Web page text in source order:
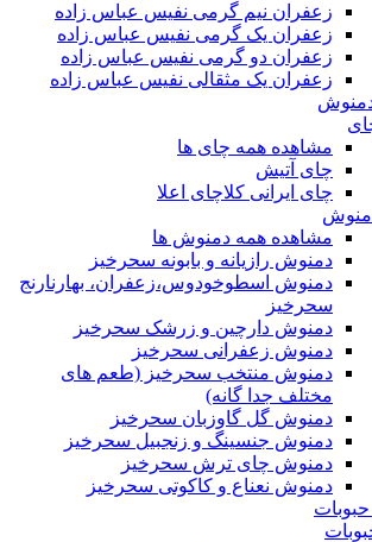
زعفران نیم گرمی نفیس عباس زاده
زعفران یک گرمی نفیس عباس زاده
زعفران دو گرمی نفیس عباس زاده
زعفران یک مثقالی نفیس عباس زاده
مشاهده همه چای ها
چای آتیش
چای ایرانی کلاچای اعلا
مشاهده همه دمنوش ها
دمنوش رازیانه و بابونه سحرخیز
دمنوش اسطوخودوس،زعفران، بهارنارنج
سحرخیز
دمنوش دارچین و زرشک سحرخیز
دمنوش زعفرانی سحرخیز
دمنوش منتخب سحرخیز (طعم های
مختلف جدا گانه)
دمنوش گل گاوزبان سحرخیز
دمنوش جنسینگ و زنجبیل سحرخیز
دمنوش چای ترش سحرخیز
دمنوش نعناع و کاکوتی سحرخیز